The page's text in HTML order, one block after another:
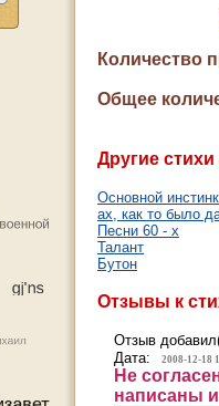
Количество
Общее
Другие стихи
Основной
ах, как то было
Песни 60 - х
Талант
Бутон
Отзывы к
Отзыв
Дата:
2008-12-18
Не
написаны